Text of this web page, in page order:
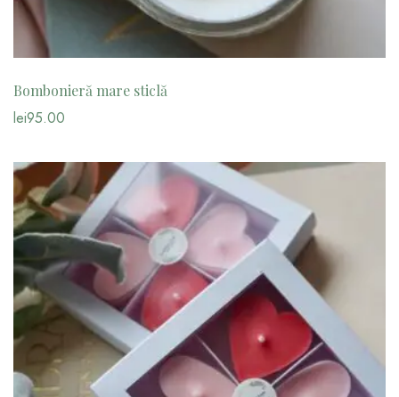
Bombonieră mare sticlă
lei95.00